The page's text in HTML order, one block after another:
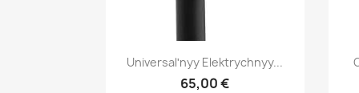
Швидкий перегляд
Universalʹnyy Elektrychnyy...
65,00 €